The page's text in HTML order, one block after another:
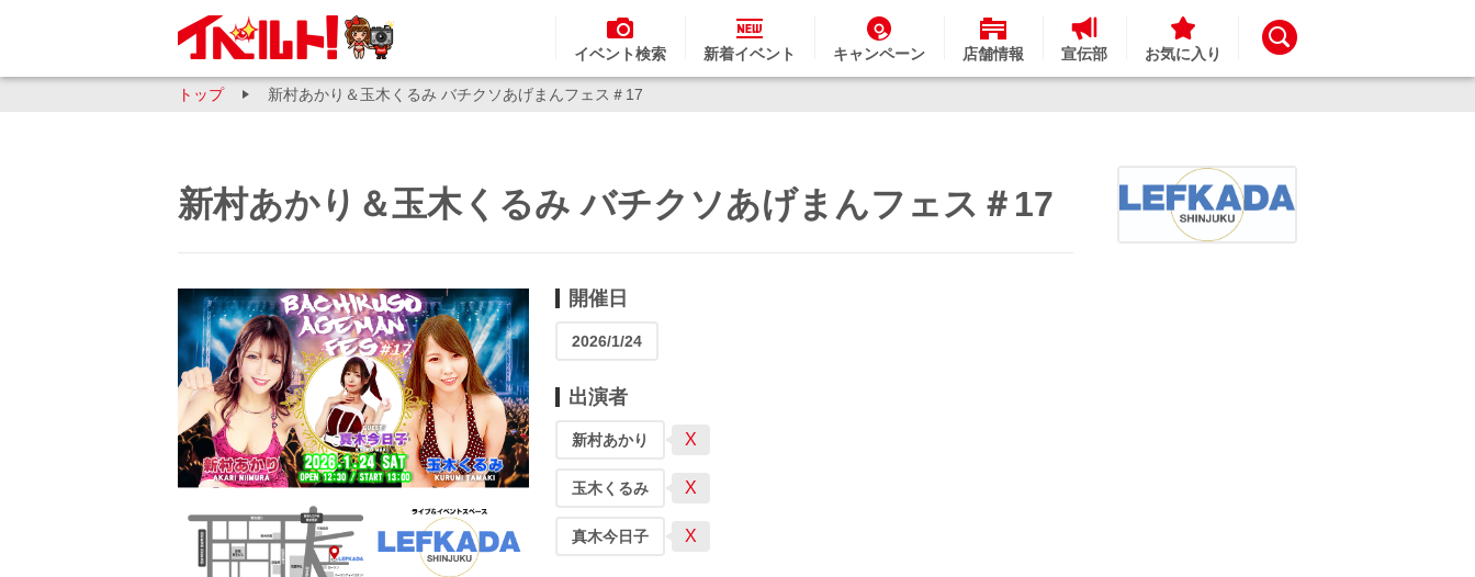
イベント検索 新着イベント キャンペーン 店舗情報 宣伝部 お気に入り
トップ 新村あかり＆玉木くるみ バチクソあげまんフェス＃17
新村あかり＆玉木くるみ バチクソあげまんフェス＃17
開催日
2026/1/24
出演者
新村あかり X
玉木くるみ X
真木今日子 X